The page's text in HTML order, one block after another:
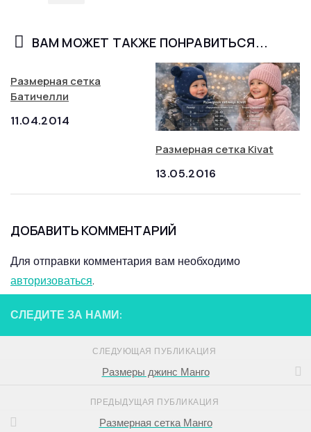
ВАМ МОЖЕТ ТАКЖЕ ПОНРАВИТЬСЯ...
Размерная сетка
Батичелли
11.04.2014
Размерная сетка Kivat
13.05.2016
ДОБАВИТЬ КОММЕНТАРИЙ
Для отправки комментария вам необходимо
авторизоваться.
СЛЕДИТЕ ЗА НАМИ:
СЛЕДУЮЩАЯ ПУБЛИКАЦИЯ
Размеры джинс Манго
ПРЕДЫДУЩАЯ ПУБЛИКАЦИЯ
Размерная сетка Манго